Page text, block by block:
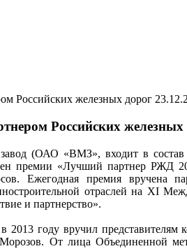
Российских железных
(ОАО «ВМЗ», входит в состав
премии «Лучший партнер РЖД
Ежегодная премия
отраслей на XI
и партнерство».
2013 году вручил
От лица Объединенной